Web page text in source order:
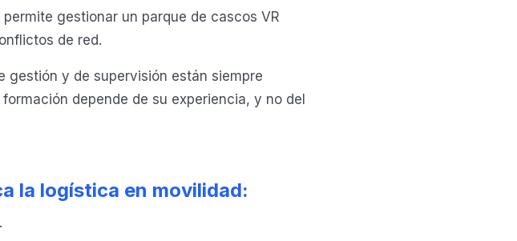
gestionar un parque de cascos VR
de red.
gestión y de supervisión están siempre
depende de su experiencia, y no del
la logística en movilidad: